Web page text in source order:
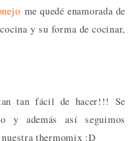
me quedé enamorada de
y su forma de cocinar,
tan fácil de hacer!!! Se
y además así seguimos
nuestra thermomix :D